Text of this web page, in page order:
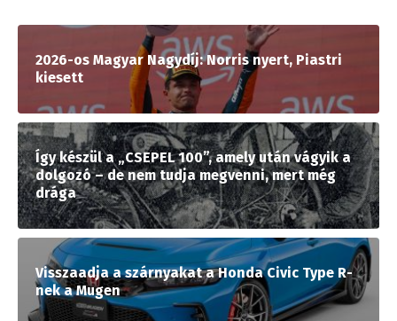
2026-os Magyar Nagydíj: Norris nyert, Piastri
kiesett
Így készül a „CSEPEL 100”, amely után vágyik a
dolgozó – de nem tudja megvenni, mert még
drága
Visszaadja a szárnyakat a Honda Civic Type R-
nek a Mugen